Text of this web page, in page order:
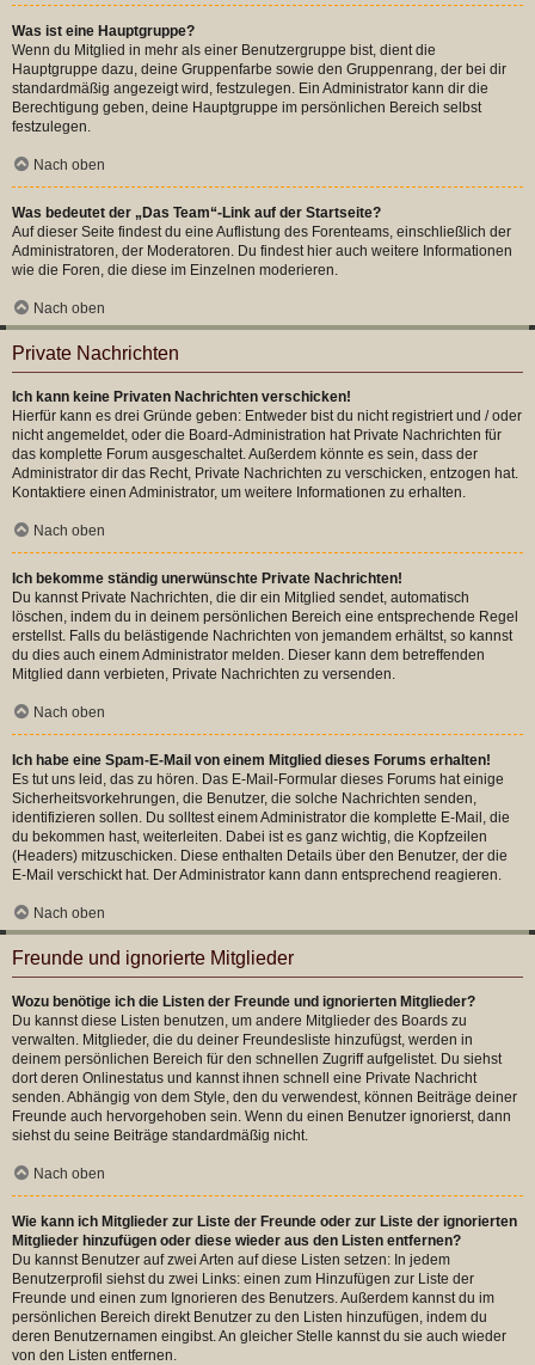
Was ist eine Hauptgruppe?
Wenn du Mitglied in mehr als einer Benutzergruppe bist, dient die
Hauptgruppe dazu, deine Gruppenfarbe sowie den Gruppenrang, der bei dir
standardmäßig angezeigt wird, festzulegen. Ein Administrator kann dir die
Berechtigung geben, deine Hauptgruppe im persönlichen Bereich selbst
festzulegen.
Nach oben
Was bedeutet der „Das Team“-Link auf der Startseite?
Auf dieser Seite findest du eine Auflistung des Forenteams, einschließlich der
Administratoren, der Moderatoren. Du findest hier auch weitere Informationen
wie die Foren, die diese im Einzelnen moderieren.
Nach oben
Private Nachrichten
Ich kann keine Privaten Nachrichten verschicken!
Hierfür kann es drei Gründe geben: Entweder bist du nicht registriert und / oder
nicht angemeldet, oder die Board-Administration hat Private Nachrichten für
das komplette Forum ausgeschaltet. Außerdem könnte es sein, dass der
Administrator dir das Recht, Private Nachrichten zu verschicken, entzogen hat.
Kontaktiere einen Administrator, um weitere Informationen zu erhalten.
Nach oben
Ich bekomme ständig unerwünschte Private Nachrichten!
Du kannst Private Nachrichten, die dir ein Mitglied sendet, automatisch
löschen, indem du in deinem persönlichen Bereich eine entsprechende Regel
erstellst. Falls du belästigende Nachrichten von jemandem erhältst, so kannst
du dies auch einem Administrator melden. Dieser kann dem betreffenden
Mitglied dann verbieten, Private Nachrichten zu versenden.
Nach oben
Ich habe eine Spam-E-Mail von einem Mitglied dieses Forums erhalten!
Es tut uns leid, das zu hören. Das E-Mail-Formular dieses Forums hat einige
Sicherheitsvorkehrungen, die Benutzer, die solche Nachrichten senden,
identifizieren sollen. Du solltest einem Administrator die komplette E-Mail, die
du bekommen hast, weiterleiten. Dabei ist es ganz wichtig, die Kopfzeilen
(Headers) mitzuschicken. Diese enthalten Details über den Benutzer, der die
E-Mail verschickt hat. Der Administrator kann dann entsprechend reagieren.
Nach oben
Freunde und ignorierte Mitglieder
Wozu benötige ich die Listen der Freunde und ignorierten Mitglieder?
Du kannst diese Listen benutzen, um andere Mitglieder des Boards zu
verwalten. Mitglieder, die du deiner Freundesliste hinzufügst, werden in
deinem persönlichen Bereich für den schnellen Zugriff aufgelistet. Du siehst
dort deren Onlinestatus und kannst ihnen schnell eine Private Nachricht
senden. Abhängig von dem Style, den du verwendest, können Beiträge deiner
Freunde auch hervorgehoben sein. Wenn du einen Benutzer ignorierst, dann
siehst du seine Beiträge standardmäßig nicht.
Nach oben
Wie kann ich Mitglieder zur Liste der Freunde oder zur Liste der ignorierten
Mitglieder hinzufügen oder diese wieder aus den Listen entfernen?
Du kannst Benutzer auf zwei Arten auf diese Listen setzen: In jedem
Benutzerprofil siehst du zwei Links: einen zum Hinzufügen zur Liste der
Freunde und einen zum Ignorieren des Benutzers. Außerdem kannst du im
persönlichen Bereich direkt Benutzer zu den Listen hinzufügen, indem du
deren Benutzernamen eingibst. An gleicher Stelle kannst du sie auch wieder
von den Listen entfernen.